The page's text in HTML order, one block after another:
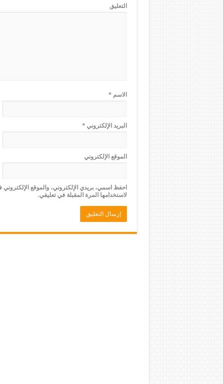
التعليق
الاسم*
البريد الإلكتروني*
الموقع الإلكتروني
احفظ اسمي، بريدي الإلكتروني، والموقع
لاستخدامها المرة المقبلة في تعليقي.